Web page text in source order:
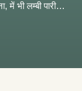
में भी लम्बी पारी
उनकी विशेषज्ञता
चर्चित
बुलेट्स’ नाम